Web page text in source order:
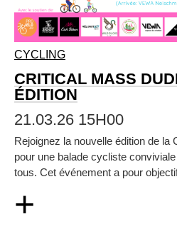
CYCLING
CRITICAL MASS
ÉDITION
21.03.26 15H00
Rejoignez la nouvelle édition de la
pour une balade cycliste
tous. Cet événement a pour
+